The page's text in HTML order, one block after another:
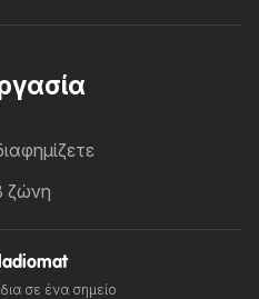
ζώνη
σε ένα σημείο